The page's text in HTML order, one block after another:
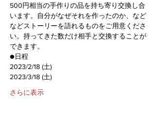
500円相当の手作りの品を持ち寄り交換し合
います。自分がなぜそれを作ったのか、など
などストーリーを語れるものをご用意くださ
い。持ってきた数だけ相手と交換することが
できます。
●日程
2023/2/18 (土)
2023/3/18 (土)
さらに表示